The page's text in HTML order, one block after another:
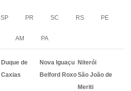
SP PR SC RS PE
AM PA
Duque de
Caxias
Nova Iguaçu Niterói
Belford RoxoSão João de
Meriti